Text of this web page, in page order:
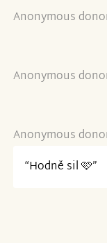
Anonymous
Anonymous
Anonymous
“Hodně sil 🩷”